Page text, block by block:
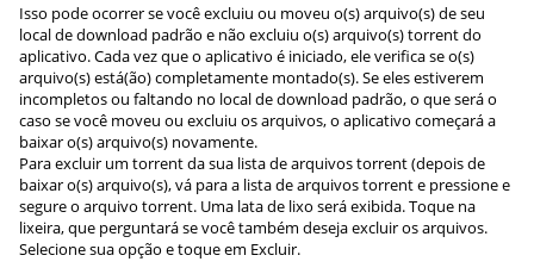
Isso pode ocorrer se você excluiu ou moveu o(s) arquivo(s) de seu
local de download padrão e não excluiu o(s) arquivo(s) torrent do
aplicativo. Cada vez que o aplicativo é iniciado, ele verifica se o(s)
arquivo(s) está(ão) completamente montado(s). Se eles estiverem
incompletos ou faltando no local de download padrão, o que será o
caso se você moveu ou excluiu os arquivos, o aplicativo começará a
baixar o(s) arquivo(s) novamente.
Para excluir um torrent da sua lista de arquivos torrent (depois de
baixar o(s) arquivo(s), vá para a lista de arquivos torrent e pressione e
segure o arquivo torrent. Uma lata de lixo será exibida. Toque na
lixeira, que perguntará se você também deseja excluir os arquivos.
Selecione sua opção e toque em Excluir.